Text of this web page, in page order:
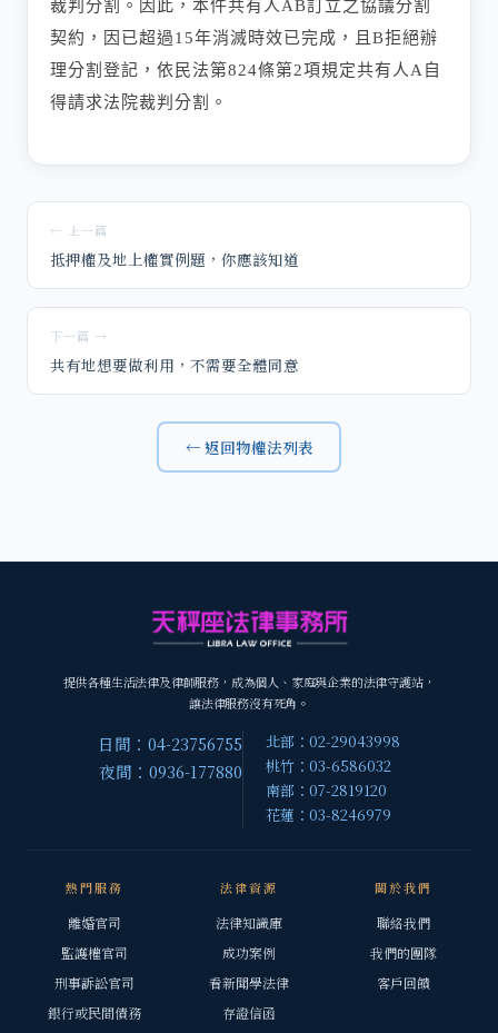
裁判分割。因此，本件共有人AB訂立之協議分割
契約，因已超過15年消滅時效已完成，且B拒絕辦
理分割登記，依民法第824條第2項規定共有人A自
得請求法院裁判分割。
← 上一篇
抵押權及地上權實例題，你應該知道
下一篇 →
共有地想要做利用，不需要全體同意
← 返回物權法列表
提供各種生活法律及律師服務，成為個人、家庭與企業的法律守護站，
讓法律服務沒有死角。
日間：04-23756755
夜間：0936-177880
北部：02-29043998
桃竹：03-6586032
南部：07-2819120
花蓮：03-8246979
熱門服務
離婚官司
監護權官司
刑事訴訟官司
銀行或民間債務
法律資源
法律知識庫
成功案例
看新聞學法律
存證信函
關於我們
聯絡我們
我們的團隊
客戶回饋